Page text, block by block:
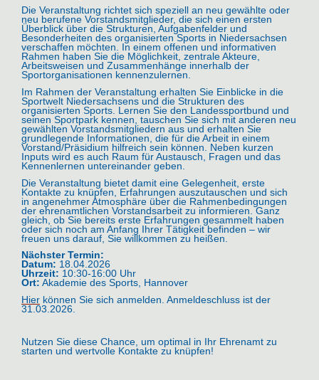
Die Veranstaltung richtet sich speziell an neu gewählte oder
neu berufene Vorstandsmitglieder, die sich einen ersten
Überblick über die Strukturen, Aufgabenfelder und
Besonderheiten des organisierten Sports in Niedersachsen
verschaffen möchten. In einem offenen und informativen
Rahmen haben Sie die Möglichkeit, zentrale Akteure,
Arbeitsweisen und Zusammenhänge innerhalb der
Sportorganisationen kennenzulernen.
Im Rahmen der Veranstaltung erhalten Sie Einblicke in die
Sportwelt Niedersachsens und die Strukturen des
organisierten Sports. Lernen Sie den Landessportbund und
seinen Sportpark kennen, tauschen Sie sich mit anderen neu
gewählten Vorstandsmitgliedern aus und erhalten Sie
grundlegende Informationen, die für die Arbeit in einem
Vorstand/Präsidium hilfreich sein können. Neben kurzen
Inputs wird es auch Raum für Austausch, Fragen und das
Kennenlernen untereinander geben.
Die Veranstaltung bietet damit eine Gelegenheit, erste
Kontakte zu knüpfen, Erfahrungen auszutauschen und sich
in angenehmer Atmosphäre über die Rahmenbedingungen
der ehrenamtlichen Vorstandsarbeit zu informieren. Ganz
gleich, ob Sie bereits erste Erfahrungen gesammelt haben
oder sich noch am Anfang Ihrer Tätigkeit befinden – wir
freuen uns darauf, Sie willkommen zu heißen.
Nächster Termin:
Datum: 18.04.2026
Uhrzeit: 10:30-16:00 Uhr
Ort: Akademie des Sports, Hannover
Hier können Sie sich anmelden. Anmeldeschluss ist der
31.03.2026.
Nutzen Sie diese Chance, um optimal in Ihr Ehrenamt zu
starten und wertvolle Kontakte zu knüpfen!